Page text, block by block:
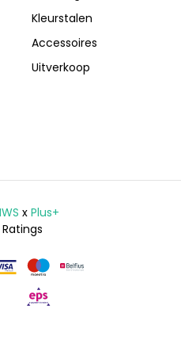
Kleurstalen
Accessoires
Uitverkoop
xPlus+